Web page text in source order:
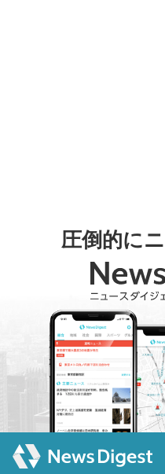
圧倒的に